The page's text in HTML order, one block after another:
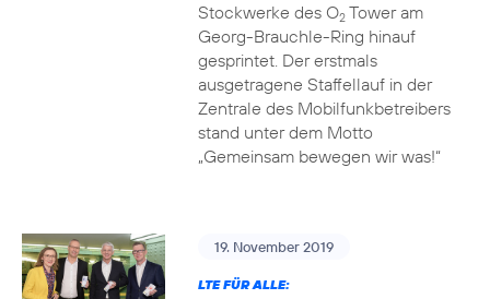
Stockwerke des O2Tower am
Georg-Brauchle-Ring hinauf
gesprintet. Der erstmals
ausgetragene Staffellauf in der
Zentrale des Mobilfunkbetreibers
stand unter dem Motto
„Gemeinsam bewegen wir was!“
19. November 2019
LTE FÜR ALLE: